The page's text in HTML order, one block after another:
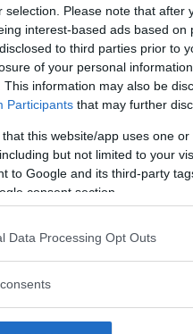
selection. Please note that
interest-based ads based
to third parties prior to
of your personal
This information may also be
Participants that may further
that this website/app uses one
but not limited to your
to Google and its third-party
consent section.
Data Processing Opt Outs